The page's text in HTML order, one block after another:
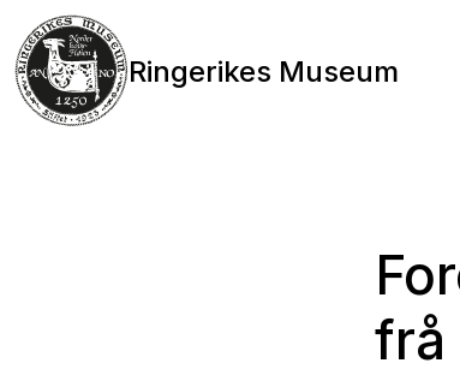
Ringerikes Museum
frå